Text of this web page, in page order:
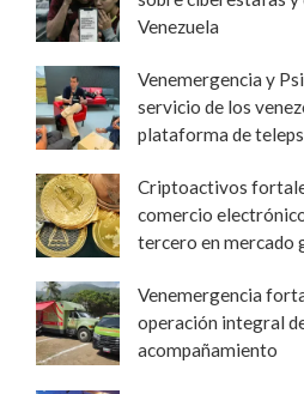
Venezuela
Venemergencia y
servicio de los
plataforma de
Criptoactivos
comercio
tercero en mercado
Venemergencia
operación integral
acompañamiento